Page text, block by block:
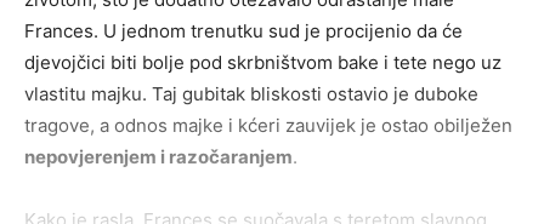
Frances. U jednom trenutku sud je procijenio da će
djevojčici biti bolje pod skrbništvom bake i tete nego uz
vlastitu majku. Taj gubitak bliskosti ostavio je duboke
tragove, a odnos majke i kćeri zauvijek je ostao obilježen
nepovjerenjem i razočaranjem.